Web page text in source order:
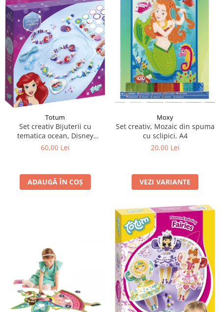
Totum
Set creativ Bijuterii cu
tematica ocean, Disney
Princess
60,00 Lei
ADAUGĂ ÎN COȘ
Moxy
Set creativ, Mozaic din spuma
cu sclipici, A4
20,00 Lei
VEZI VARIANTE